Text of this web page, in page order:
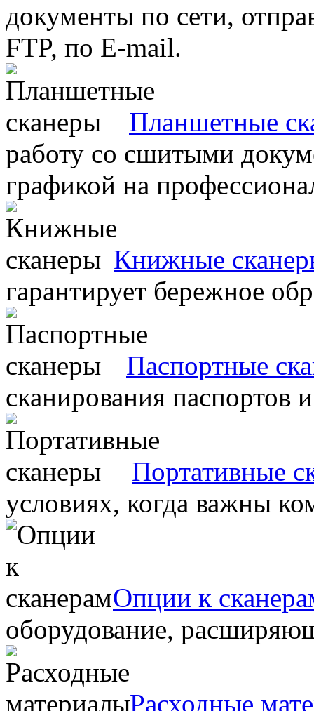
документы по сети,
FTP, по E-mail.
Планшетные
работу со сшитыми
графикой на
Книжные
гарантирует бережное
Паспортные
сканирования паспортов
Портативные
условиях, когда важны
Опции к
оборудование,
Расходные